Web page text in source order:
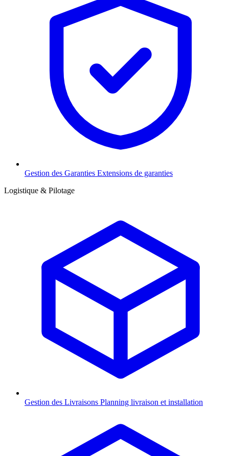
Gestion des Garanties Extensions de garanties
Logistique & Pilotage
Gestion des Livraisons Planning livraison et installation